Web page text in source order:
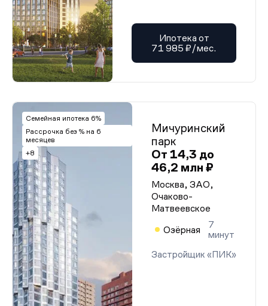
Ипотека от
71 985 ₽/мес.
Семейная ипотека 6%
Рассрочка без % на 6
месяцев
+8
Мичуринский
парк
От 14,3 до
46,2 млн ₽
Москва, ЗАО,
Очаково-
Матвеевское
Озёрная
7
минут
Застройщик «ПИК»